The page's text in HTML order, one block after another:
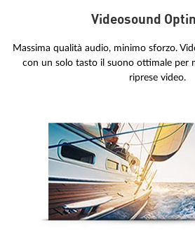
Videosound
Massima qualità audio, minimo sforzo.
con un solo tasto il suono ottimale per
riprese video.